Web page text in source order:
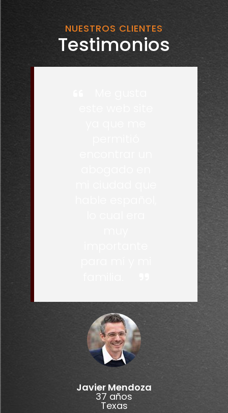
NUESTROS CLIENTES
Testimonios
Javier Mendoza
37 años
Texas